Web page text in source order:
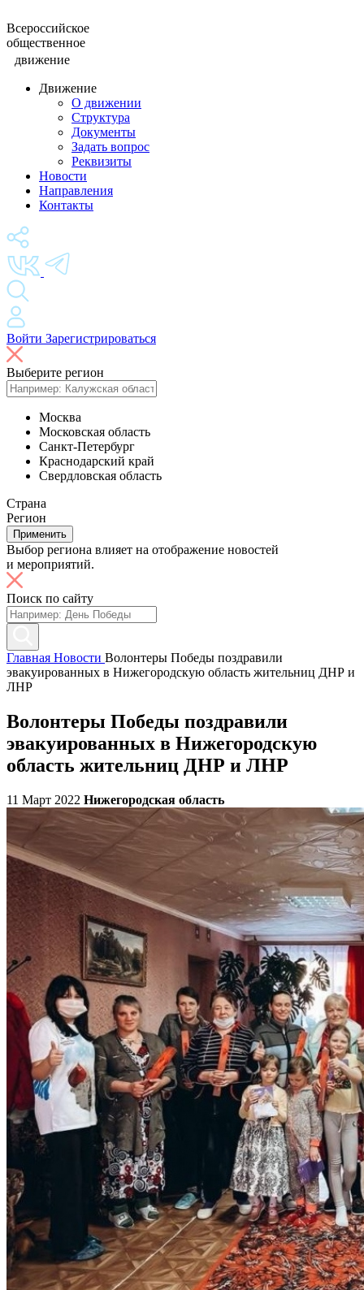
Всероссийское
общественное
движение
Движение
О движении
Структура
Документы
Задать вопрос
Реквизиты
Новости
Направления
Контакты
Войти Зарегистрироваться
Выберите регион
Москва
Московская область
Санкт-Петербург
Краснодарский край
Свердловская область
Страна
Регион
Применить
Выбор региона влияет на отображение новостей
и мероприятий.
Поиск по сайту
Главная Новости Волонтеры Победы поздравили
эвакуированных в Нижегородскую область жительниц ДНР и
ЛНР
Волонтеры Победы поздравили
эвакуированных в Нижегородскую
область жительниц ДНР и ЛНР
11 Март 2022 Нижегородская область